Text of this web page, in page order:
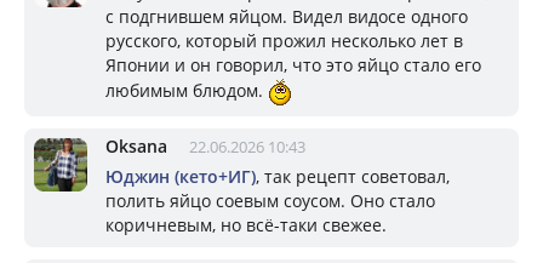
с подгнившем яйцом. Видел видосе одного
русского, который прожил несколько лет в
Японии и он говорил, что это яйцо стало его
любимым блюдом.
Oksana 22.06.2026 10:43
Юджин (кето+ИГ), так рецепт советовал,
полить яйцо соевым соусом. Оно стало
коричневым, но всё-таки свежее.